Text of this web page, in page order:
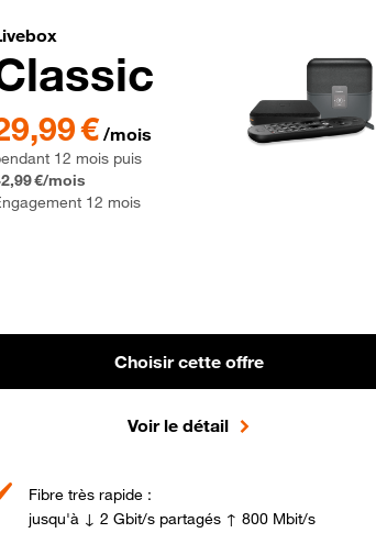
Classic Fibre
29,99 € par mois pendant 12 mois puis 42,99 € par
€/mois
12 mois puis
€/mois
12 mois
Choisir cette offre
Voir le détail
Fibre très rapide :
jusqu'à ↓ 2 Gbit/s partagés ↑ 800 Mbit/s